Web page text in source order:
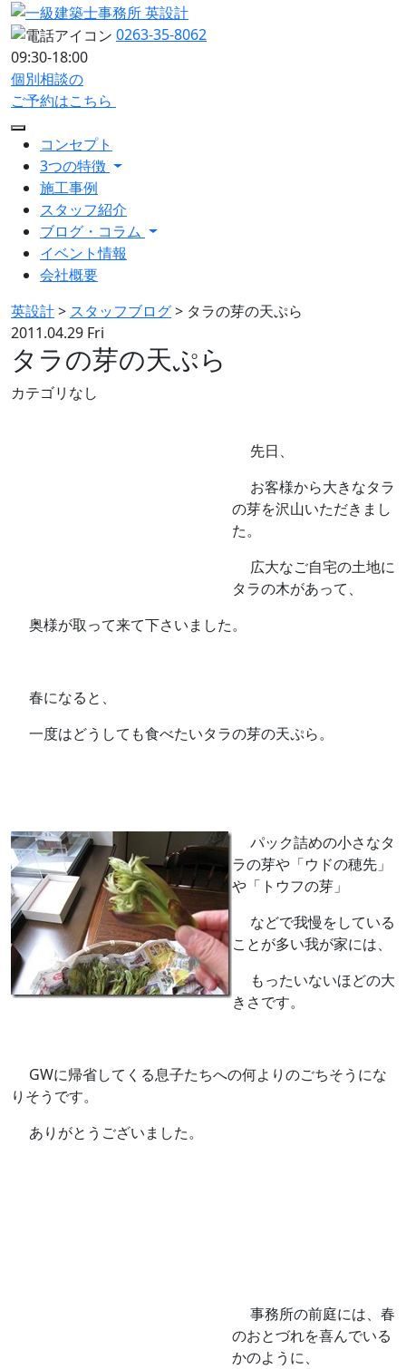
0263-35-8062
09:30-18:00
個別相談の
ご予約はこちら
コンセプト
3つの特徴
施工事例
スタッフ紹介
ブログ・コラム
イベント情報
会社概要
英設計> スタッフブログ> タラの芽の天ぷら
2011.04.29 Fri
タラの芽の天ぷら
カテゴリなし
先日、
お客様から大きなタラ
の芽を沢山いただきまし
た。
広大なご自宅の土地に
タラの木があって、
奥様が取って来て下さいました。
春になると、
一度はどうしても食べたいタラの芽の天ぷら。
パック詰めの小さなタ
ラの芽や「ウドの穂先」
や「トウフの芽」
などで我慢をしている
ことが多い我が家には、
もったいないほどの大
きさです。
GWに帰省してくる息子たちへの何よりのごちそうにな
りそうです。
ありがとうございました。
事務所の前庭には、春
のおとづれを喜んでいる
かのように、